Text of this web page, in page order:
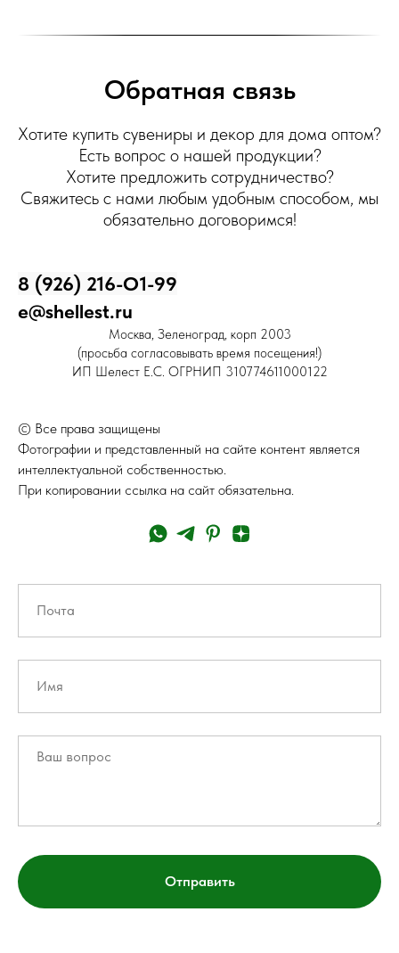
Обратная связь
Хотите купить сувениры и декор для дома оптом?
Есть вопрос о нашей продукции?
Хотите предложить сотрудничество?
Свяжитесь с нами любым удобным способом, мы
обязательно договоримся!
8 (926) 216-О1-99
e@shellest.ru
Москва, Зеленоград, корп 2003
(просьба согласовывать время посещения!)
ИП Шелест Е.С. ОГРНИП 310774611000122
© Все права защищены
Фотографии и представленный на сайте контент является
интеллектуальной собственностью.
При копировании ссылка на сайт обязательна.
Отправить